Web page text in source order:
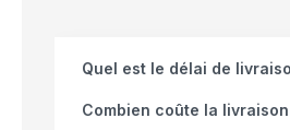
Quel est le délai de
Combien coûte la